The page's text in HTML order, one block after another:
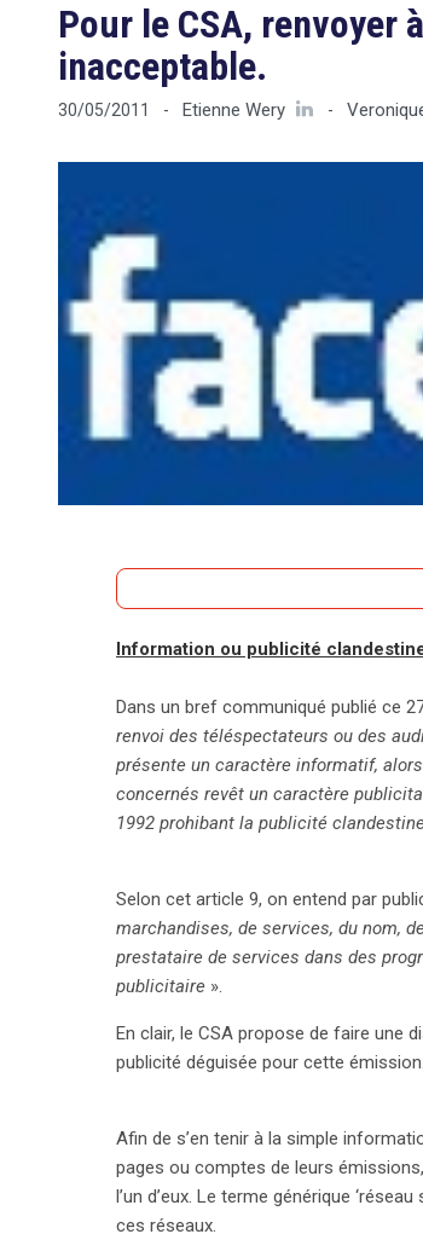
Pour le CSA, renvoyer
inacceptable.
30/05/2011 - Etienne Wery -
information et publicité
réseaux sociaux. Selon un
réseaux lors de tels renvois, car
de l’article 9 du décret de 1992.
terme générique « réseau social »
auditeurs vers leur propre site
changement soulève des
dans un paysage médiatique en
démarquer grâce à des stratégies
pourraient également inciter
réglementations similaires
Information ou publicité
Dans un bref communiqué publié ce
renvoi des téléspectateurs ou des
présente un caractère informatif,
concernés revêt un caractère
1992 prohibant la publicité clandestine
Selon cet article 9, on entend par
marchandises, de services, du nom,
prestataire de services dans des
publicitaire ».
En clair, le CSA propose de faire une
publicité déguisée pour cette émission.
Afin de s’en tenir à la simple
pages ou comptes de leurs
l’un d’eux. Le terme générique
ces réseaux.